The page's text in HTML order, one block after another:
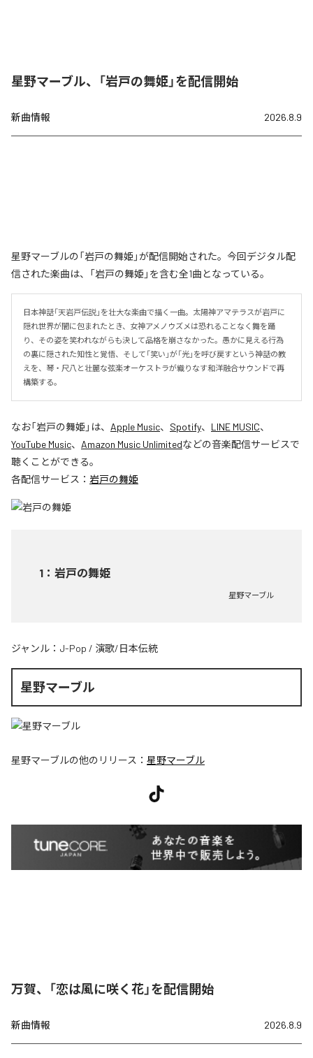
星野マーブル、「岩戸の舞姫」を配信開始
新曲情報 2026.8.9
星野マーブルの「岩戸の舞姫」が配信開始された。今回デジタル配
信された楽曲は、「岩戸の舞姫」を含む全1曲となっている。
日本神話「天岩戸伝説」を壮大な楽曲で描く一曲。太陽神アマテラスが岩戸に
隠れ世界が闇に包まれたとき、女神アメノウズメは恐れることなく舞を踊
り、その姿を笑われながらも決して品格を崩さなかった。愚かに見える行為
の裏に隠された知性と覚悟、そして「笑い」が「光」を呼び戻すという神話の教
えを、琴・尺八と壮麗な弦楽オーケストラが織りなす和洋融合サウンドで再
構築する。
なお「岩戸の舞姫 」は、 Apple Music、 Spotify、 LINE MUSIC、
YouTube Music、 Amazon Music Unlimitedなどの音楽配信サービスで
聴くことができる。
各配信サービス： 岩戸の舞姫
1 ： 岩戸の舞姫
星野マーブル
ジャンル： J-Pop / 演歌/日本伝統
星野マーブル
星野マーブルの他のリリース： 星野マーブル
万賀、「恋は風に咲く花」を配信開始
新曲情報 2026.8.9